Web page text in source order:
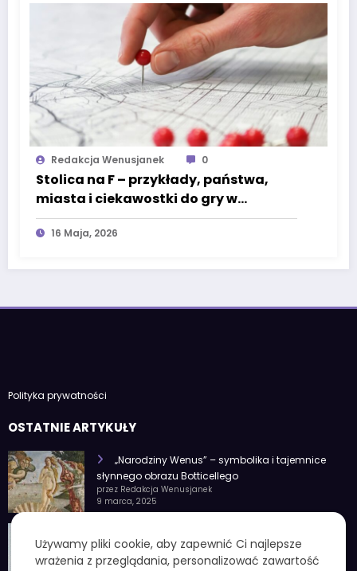
Redakcja Wenusjanek 0
Stolica na F – przykłady, państwa,
miasta i ciekawostki do gry w
państwa-miasta
16 Maja, 2026
Polityka prywatności
OSTATNIE ARTYKUŁY
„Narodziny Wenus” – symbolika i tajemnice
słynnego obrazu Botticellego
przez Redakcja Wenusjanek
9 marca, 2025
cechy osobowości
przez Redakcja Wenusjanek
Używamy pliki cookie, aby zapewnić Ci najlepsze
wrażenia z przeglądania, personalizować zawartość